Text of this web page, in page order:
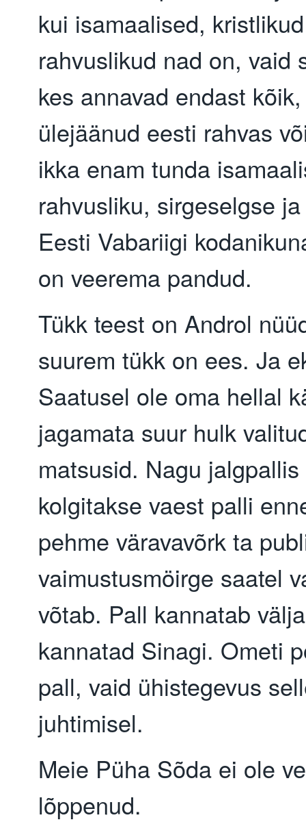
kui isamaalised,
rahvuslikud nad on, vaid
kes annavad endast
ülejäänud eesti rahvas
ikka enam tunda
rahvusliku, sirgeselgse
Eesti Vabariigi
on veerema pandud.
Tükk teest on Androl
suurem tükk on ees. Ja
Saatusel ole oma hellal
jagamata suur hulk
matsusid. Nagu
kolgitakse vaest palli
pehme väravavõrk ta
vaimustusmöirge saatel
võtab. Pall kannatab
kannatad Sinagi. Ometi
pall, vaid ühistegevus
juhtimisel.
Meie Püha Sõda ei ole
lõppenud.